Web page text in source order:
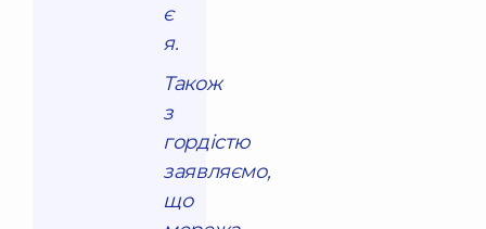
є
я.
Також
з
гордістю
заявляємо,
що